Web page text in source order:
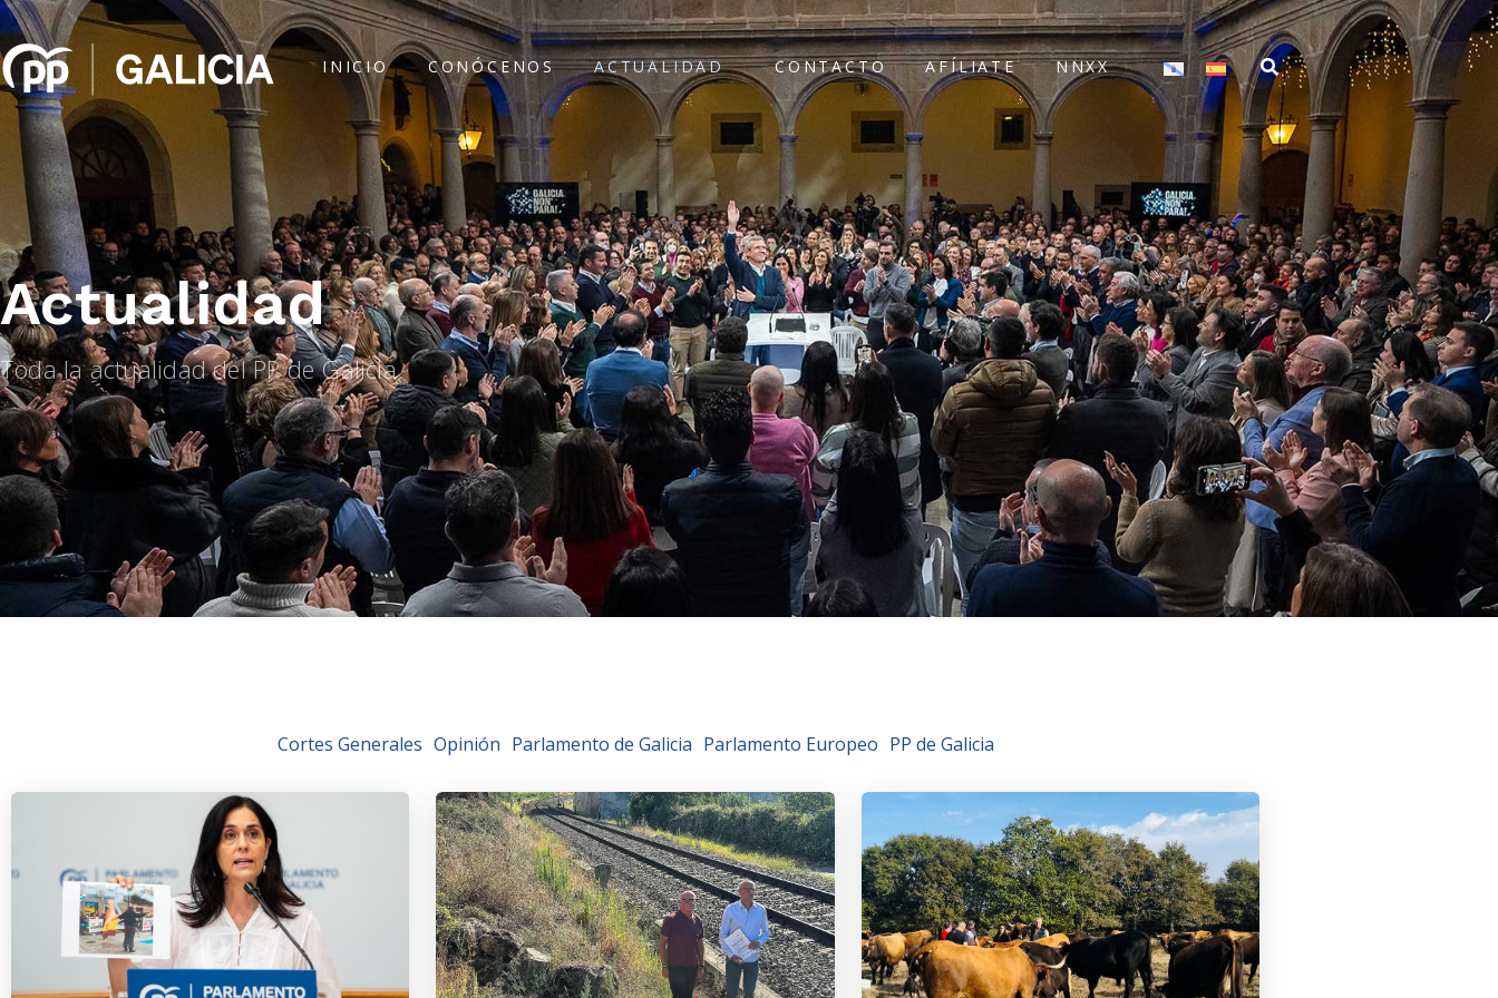
INICIO CONÓCENOS ACTUALIDAD CONTACTO AFÍLIATE NNXX
Actualidad
Toda la actualidad del PP de Galicia
Cortes Generales Opinión Parlamento de Galicia Parlamento Europeo PP de Galicia